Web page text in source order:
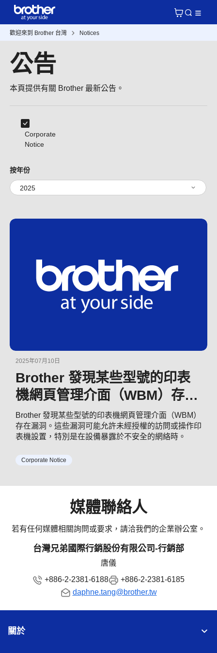
歡迎來到 Brother 台灣 Notices
公告
本頁提供有關 Brother 最新公告。
Corporate
Notice
按年份
2025年07月10日
Brother 發現某些型號的印表
機網頁管理介面（WBM）存在
漏洞。這些漏洞可能允許未經
授權的訪問或操作印表機設
全的網絡時。
Brother 發現某些型號的印表機網頁管理介面（WBM）
存在漏洞。這些漏洞可能允許未經授權的訪問或操作印
表機設置，特別是在設備暴露於不安全的網絡時。
Corporate Notice
媒體聯絡人
若有任何媒體相關詢問或要求，請洽我們的企業辦公室。
台灣兄弟國際行銷股份有限公司-行銷部
唐儀
+886-2-2381-6188
+886-2-2381-6185
daphne.tang@brother.tw
關於